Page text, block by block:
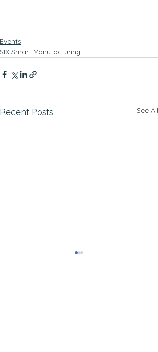
Events
SIX Smart Manufacturing
Recent Posts See All